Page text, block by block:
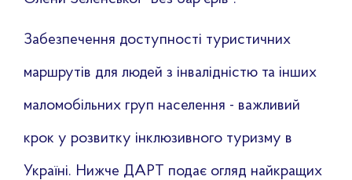
Забезпечення доступності туристичних
маршрутів для людей з інвалідністю та інших
маломобільних груп населення - важливий
крок у розвитку інклюзивного туризму в
Україні. Нижче ДАРТ подає огляд найкращих